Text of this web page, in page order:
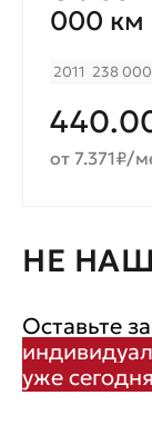
000 км
2011 238
от 7.371₽/
НЕ
Оставьте
уже сегодня